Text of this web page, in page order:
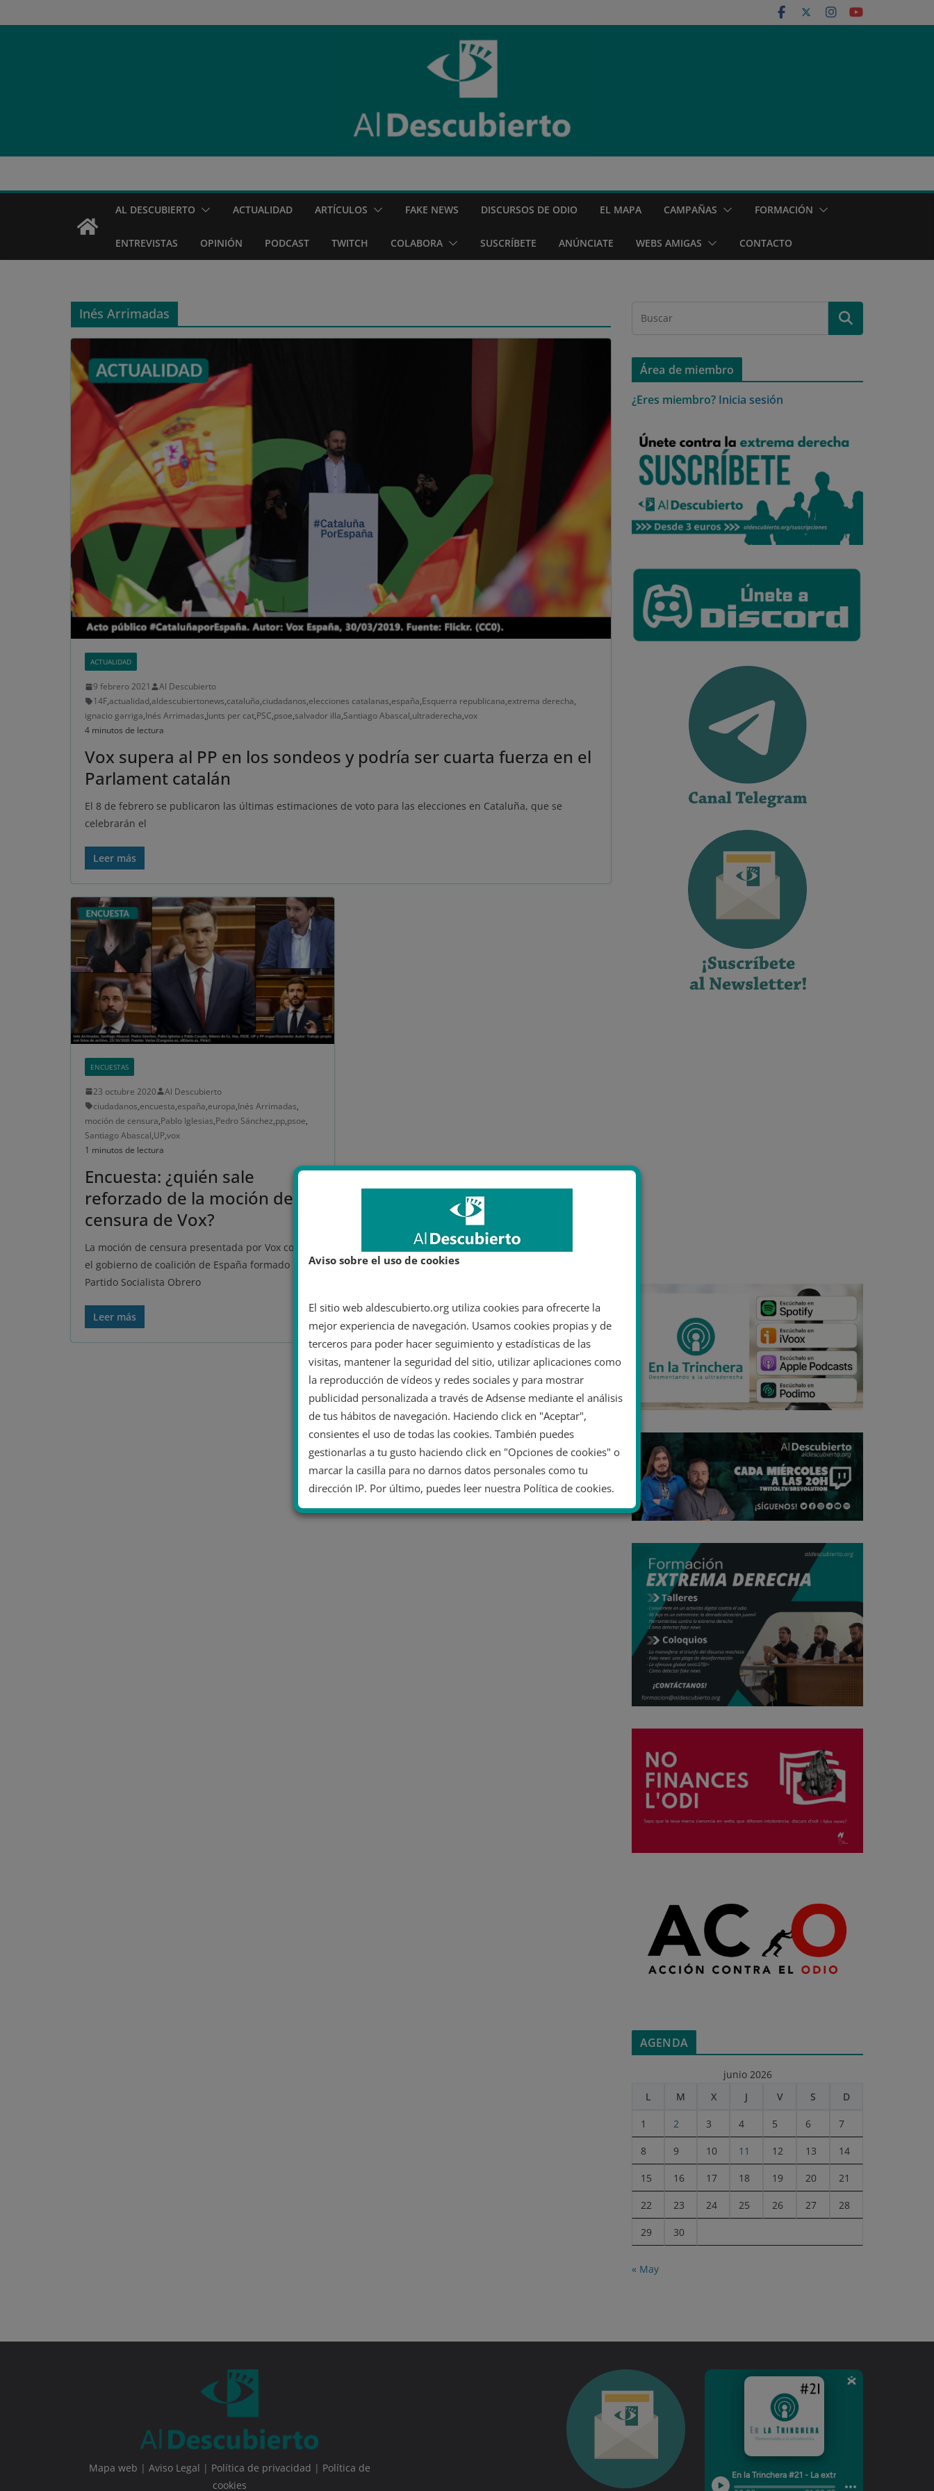
al
AL DESCUBIERTO ACTUALIDAD ARTÍCULOS FAKE NEWS DISCURSOS DE ODIO EL MAPA CAMPAÑAS FORMACIÓN
ENTREVISTAS OPINIÓN PODCAST TWITCH COLABORA SUSCRÍBETE ANÚNCIATE WEBS AMIGAS CONTACTO
Inés Arrimadas
ACTUALIDAD
9 febrero 2021
Al Descubierto
14F,actualidad,aldescubiertonews,cataluña,ciudadanos,elecciones catalanas,españa,Esquerra republicana,extrema derecha,
ignacio garriga,Inés Arrimadas,Junts per cat,PSC,psoe,salvador illa,Santiago Abascal,ultraderecha,vox
4 minutos de lectura
Vox supera al PP en los sondeos y podría ser cuarta fuerza en el
Parlament catalán
El 8 de febrero se publicaron las últimas estimaciones de voto para las elecciones en Cataluña, que se
celebrarán el
Leer más
ENCUESTAS
23 octubre 2020
Al Descubierto
ciudadanos,encuesta,españa,europa,Inés Arrimadas,
moción de censura,Pablo Iglesias,Pedro Sánchez,pp,psoe,
Santiago Abascal,UP,vox
1 minutos de lectura
Encuesta: ¿quién sale
reforzado de la moción de
censura de Vox?
La moción de censura presentada por Vox contra
el gobierno de coalición de España formado por el
Partido Socialista Obrero
Leer más
Área de miembro
¿Eres miembro? Inicia sesión
AGENDA
junio 2026
L
M X J V S D
1 2 3 4 5 6 7
8 9 10 11 12 13 14
15 16 17 18 19 20 21
22 23 24 25 26 27 28
29 30
« May
Mapa web | Aviso Legal | Política de privacidad | Política de
cookies
Aviso sobre el uso de cookies
El sitio web aldescubierto.org utiliza cookies para ofrecerte la
mejor experiencia de navegación. Usamos cookies propias y de
terceros para poder hacer seguimiento y estadísticas de las
visitas, mantener la seguridad del sitio, utilizar aplicaciones como
la reproducción de vídeos y redes sociales y para mostrar
publicidad personalizada a través de Adsense mediante el análisis
de tus hábitos de navegación. Haciendo click en "Aceptar",
consientes el uso de todas las cookies. También puedes
gestionarlas a tu gusto haciendo click en "Opciones de cookies" o
marcar la casilla para no darnos datos personales como tu
dirección IP. Por último, puedes leer nuestra Política de cookies.